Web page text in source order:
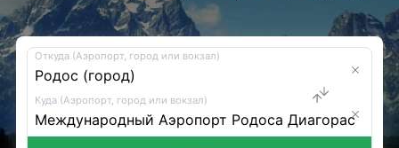
Откуда (Аэропорт, город или вокзал)
Куда (Аэропорт, город или вокзал)